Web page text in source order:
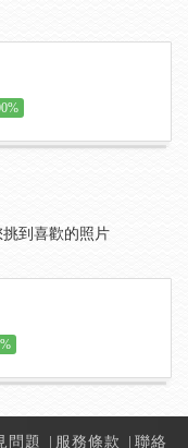
到喜歡的照片
問題 服務條款 聯絡